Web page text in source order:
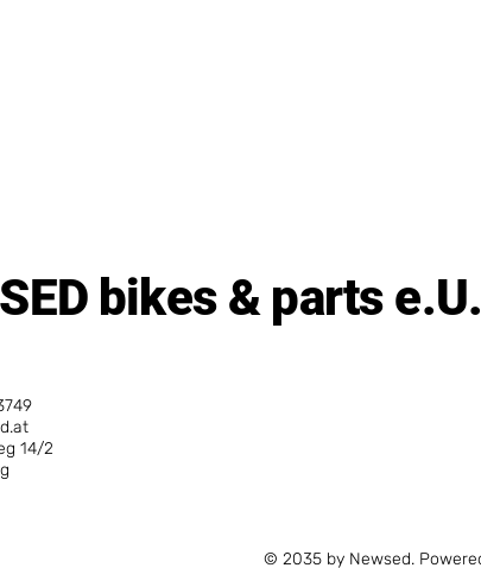
bikes & parts e.U.
14/2
© 2035 by Newsed.